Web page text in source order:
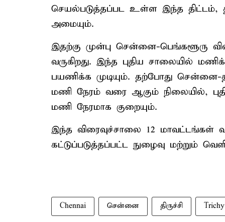
செயல்படுத்தப்பட உள்ள இந்த திட்டம்,
அமையும்.
இதற்கு முன்பு சென்னை-பெங்களூரு
வருகிறது. இந்த புதிய சாலையில்
பயணிக்க முடியும். தற்போது
மணி நேரம் வரை ஆகும் நிலையில்,
மணி நேரமாக குறையும்.
இந்த விரைவுச்சாலை 12 மாவட்டங்கள்
கட்டுப்படுத்தப்பட்ட நுழைவு மற்றும்
Chennai சென்னை திருச்சி Trichy